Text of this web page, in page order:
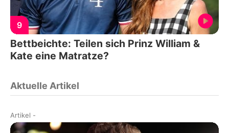
9
Bettbeichte: Teilen sich Prinz William &
Kate eine Matratze?
Aktuelle Artikel
Artikel -